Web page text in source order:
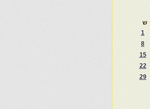
ש
1
8
15
22
29